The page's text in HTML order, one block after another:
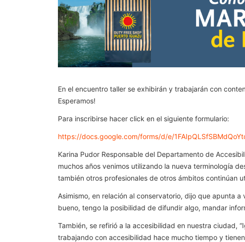
En el encuentro taller se exhibirán y trabajarán con
Esperamos!
Para inscribirse hacer click en el siguiente formulario:
https://docs.google.com/forms/d/e/
Karina Pudor Responsable del Departamento de
muchos años venimos utilizando la nueva terminología
también otros profesionales de otros ámbitos continúan
Asimismo, en relación al conservatorio, dijo que apunta
bueno, tengo la posibilidad de difundir algo, mandar
También, se refirió a la accesibilidad en nuestra ciudad,
trabajando con accesibilidad hace mucho tiempo y